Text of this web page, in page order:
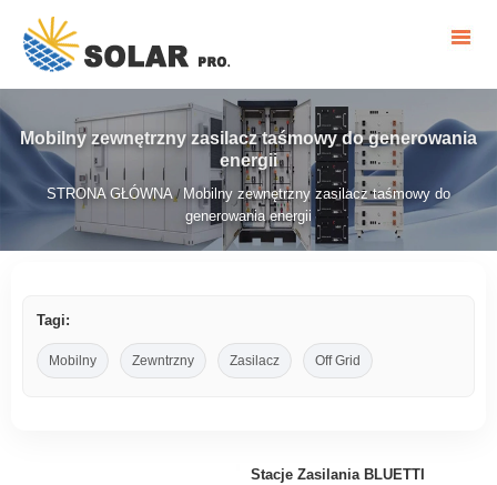
Mobilny zewnętrzny zasilacz taśmowy do generowania
energii
STRONA GŁÓWNA/ Mobilny zewnętrzny zasilacz taśmowy do
generowania energii
Tagi:
Mobilny Zewntrzny Zasilacz Off Grid
Stacje Zasilania BLUETTI